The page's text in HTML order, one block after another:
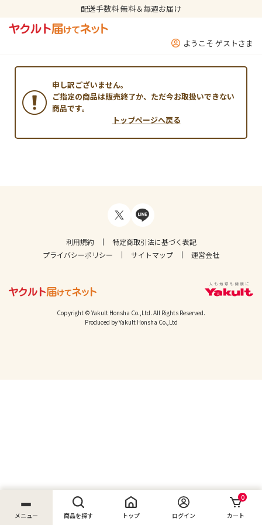
配送手数料 無料＆毎週お届け
ようこそ ゲストさま
メニュー 商品を探す トップ ログイン
0
カート
申し訳ございません。
ご指定の商品は販売終了か、ただ今お取扱いできない
商品です。
トップページへ戻る
利用規約
特定商取引法に基づく表記
プライバシーポリシー
サイトマップ 運営会社
Copyright © Yakult Honsha Co.,Ltd. All Rights Reserved.
Produced by Yakult Honsha Co.,Ltd